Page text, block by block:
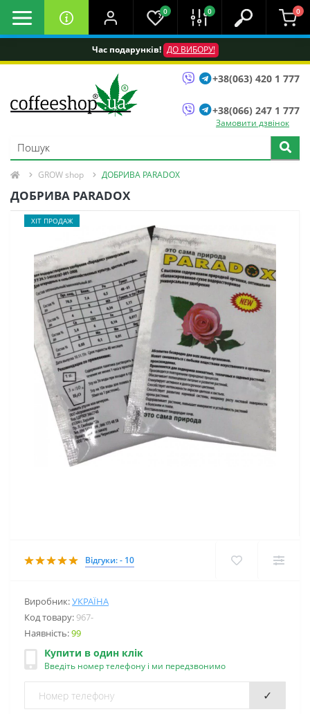
Час подарунків! ДО ВИБОРУ!
0 0 0
+38(063) 420 1 777
+38(066) 247 1 777
Замовити дзвінок
GROW shop ДОБРИВА PARADOX
ДОБРИВА PARADOX
ХІТ ПРОДАЖ
Відгуки: - 10
Виробник:УКРАЇНА
Код товару: 967-
Наявність:99
Купити в один клік
Введіть номер телефону і ми передзвонимо
✓